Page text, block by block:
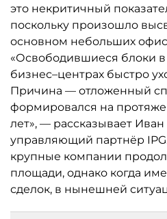
это некритичный
поскольку произошло
основном небольших
«Освободившиеся блоки в
бизнес–центрах быстро
Причина — отложенный
формировался на
лет», — рассказывает
управляющий партнёр
крупные компании
площади, однако когда
сделок, в нынешней